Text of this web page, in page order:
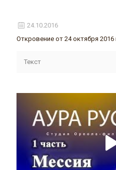
24.10.2016
Откровение от 24 октября 2016
Текст